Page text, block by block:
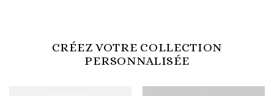
CRÉEZ VOTRE COLLECTION
PERSONNALISÉE